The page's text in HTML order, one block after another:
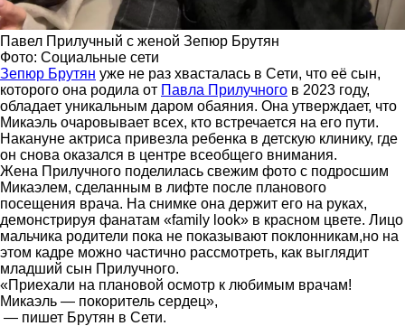
Павел Прилучный с женой Зепюр Брутян
Фото: Социальные сети
Зепюр Брутян уже не раз хвасталась в Сети, что её сын,
которого она родила от Павла Прилучного в 2023 году,
обладает уникальным даром обаяния. Она утверждает, что
Микаэль очаровывает всех, кто встречается на его пути.
Накануне актриса привезла ребенка в детскую клинику, где
он снова оказался в центре всеобщего внимания.
Жена Прилучного поделилась свежим фото с подросшим
Микаэлем, сделанным в лифте после планового
посещения врача. На снимке она держит его на руках,
демонстрируя фанатам «family look» в красном цвете. Лицо
мальчика родители пока не показывают поклонникам,но на
этом кадре можно частично рассмотреть, как выглядит
младший сын Прилучного.
«Приехали на плановой осмотр к любимым врачам!
Микаэль — покоритель сердец»,
— пишет Брутян в Сети.